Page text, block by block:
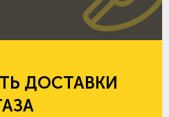
ДОСТАВКИ